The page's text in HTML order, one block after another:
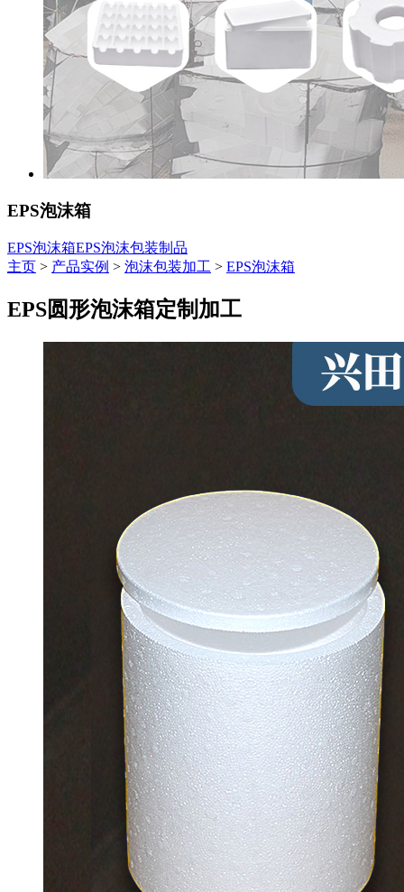
EPS泡沫箱
EPS泡沫箱EPS泡沫包装制品
主页 > 产品实例 > 泡沫包装加工 > EPS泡沫箱
EPS圆形泡沫箱定制加工